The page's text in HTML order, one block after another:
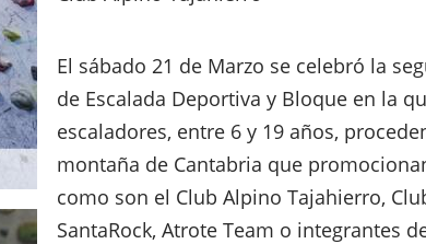
El sábado 21 de Marzo se celebró la
de Escalada Deportiva y Bloque en la
escaladores, entre 6 y 19 años,
montaña de Cantabria que
como son el Club Alpino Tajahierro,
SantaRock, Atrote Team o integrantes